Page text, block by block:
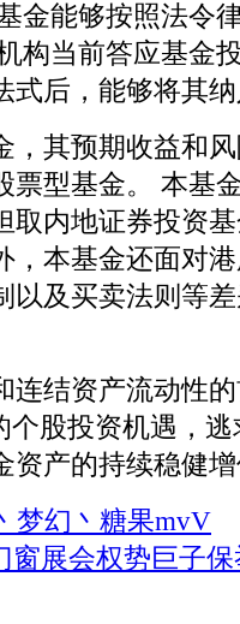
金能够按照法令
构当前答应基金
式后，能够将其
其预期收益和风
票型基金。 本基
取内地证券投资
，本基金还面对
以及买卖法则等
结资产流动性的
个股投资机遇，
资产的持续稳健
梦幻丶糖果mvV
窗展会权势巨子